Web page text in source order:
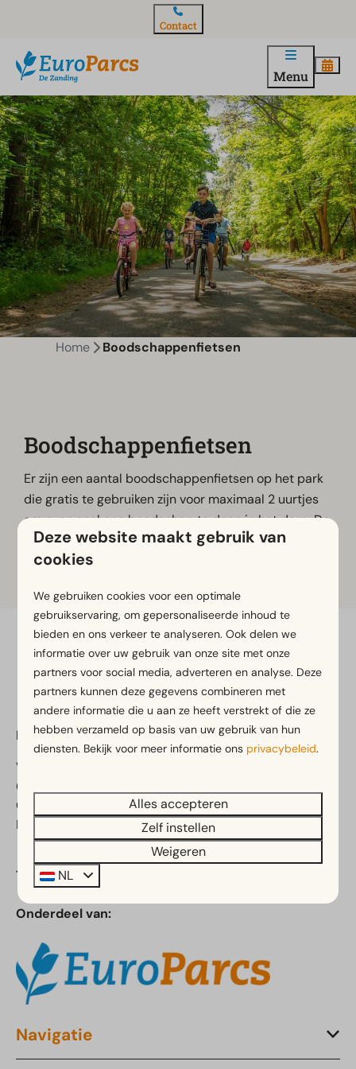
Contact
Menu
Home Boodschappenfietsen
Boodschappenfietsen
Er zijn een aantal boodschappenfietsen op het park
die gratis te gebruiken zijn voor maximaal 2 uurtjes
om even snel een boodschap te doen in het dorp. De
fiets nodig? Vraag dan bij de receptie of deze
beschikbaar is.
Veilig betalen
EuroParcs De Zanding
Vijverlaan 1
6731 CK Otterlo
Gelderland
Nederland
Telefoon: +31 (0)88 055 1595
Onderdeel van:
Navigatie
Deze website maakt gebruik van
cookies
We gebruiken cookies voor een optimale
gebruikservaring, om gepersonaliseerde inhoud te
bieden en ons verkeer te analyseren. Ook delen we
informatie over uw gebruik van onze site met onze
partners voor social media, adverteren en analyse. Deze
partners kunnen deze gegevens combineren met
andere informatie die u aan ze heeft verstrekt of die ze
hebben verzameld op basis van uw gebruik van hun
diensten. Bekijk voor meer informatie ons privacybeleid.
Alles accepteren
Zelf instellen
Weigeren
NL